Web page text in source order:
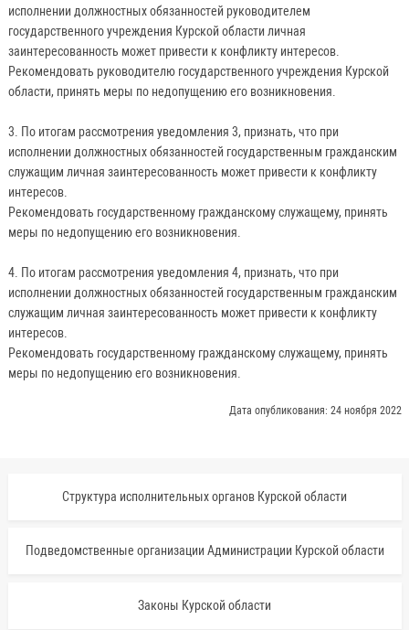
исполнении должностных обязанностей руководителем
государственного учреждения Курской области личная
заинтересованность может привести к конфликту интересов.
Рекомендовать руководителю государственного учреждения Курской
области, принять меры по недопущению его возникновения.
3. По итогам рассмотрения уведомления 3, признать, что при
исполнении должностных обязанностей государственным гражданским
служащим личная заинтересованность может привести к конфликту
интересов.
Рекомендовать государственному гражданскому служащему, принять
меры по недопущению его возникновения.
4. По итогам рассмотрения уведомления 4, признать, что при
исполнении должностных обязанностей государственным гражданским
служащим личная заинтересованность может привести к конфликту
интересов.
Рекомендовать государственному гражданскому служащему, принять
меры по недопущению его возникновения.
Дата опубликования: 24 ноября 2022
Структура исполнительных органов Курской области
Подведомственные организации Администрации Курской области
Законы Курской области